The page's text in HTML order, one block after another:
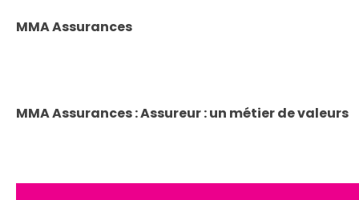
MMA Assurances
MMA Assurances : Assureur : un métier de valeurs